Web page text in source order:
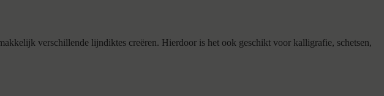
verschillende lijndiktes creëren. Hierdoor is het ook geschikt voor kalligrafie, schetsen,